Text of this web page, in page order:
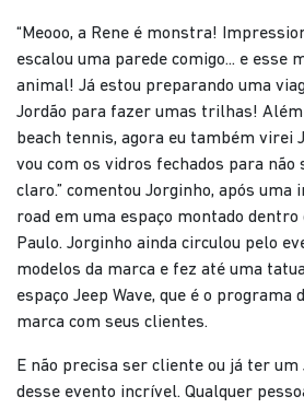
“Meooo, a Rene é monstra!
escalou uma parede comigo... e esse
animal! Já estou preparando uma
Jordão para fazer umas trilhas!
beach tennis, agora eu também virei
vou com os vidros fechados para não
claro.” comentou Jorginho, após
road em uma espaço montado dentro
Paulo. Jorginho ainda circulou pelo
modelos da marca e fez até uma
espaço Jeep Wave, que é o programa
marca com seus clientes.
E não precisa ser cliente ou já ter
desse evento incrível. Qualquer